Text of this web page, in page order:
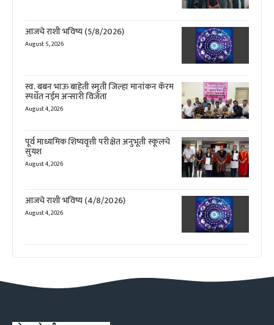
आजचे राशी भविष्य (5/8/2026)
August 5, 2026
स्व. बबन भाऊ बाहेती स्मृती जिल्हा मानांकन कॅरम
स्पर्धेत नईम अन्सारी विजेता
August 4, 2026
पूर्व माध्यमिक शिष्यवृत्ती परीक्षेत अनुभूती स्कूलचे
सुयश
August 4, 2026
आजचे राशी भविष्य (4/8/2026)
August 4, 2026